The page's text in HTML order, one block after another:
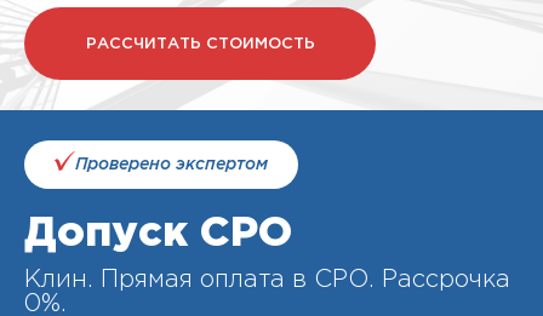
РАССЧИТАТЬ СТОИМОСТЬ
Проверено экспертом
Допуск СРО
Клин. Прямая оплата в СРО. Рассрочка
0%.